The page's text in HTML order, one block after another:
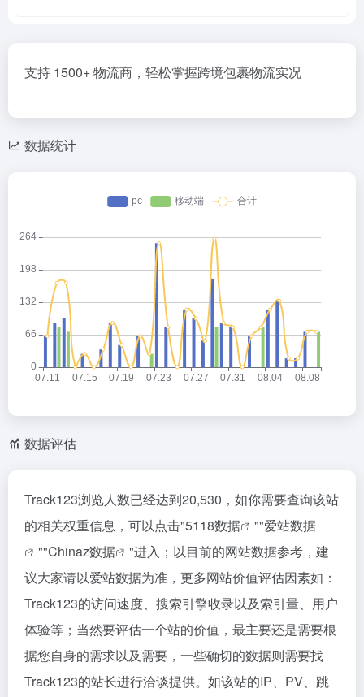
支持 1500+ 物流商，轻松掌握跨境包裹物流实况
数据统计
数据评估
Track123浏览人数已经达到20,530，如你需要查询该站
的相关权重信息，可以点击"5118数据 ""爱站数据
""Chinaz数据
"进入；以目前的网站数据参考，建
议大家请以爱站数据为准，更多网站价值评估因素如：
Track123的访问速度、搜索引擎收录以及索引量、用户
体验等；当然要评估一个站的价值，最主要还是需要根
据您自身的需求以及需要，一些确切的数据则需要找
Track123的站长进行洽谈提供。如该站的IP、PV、跳